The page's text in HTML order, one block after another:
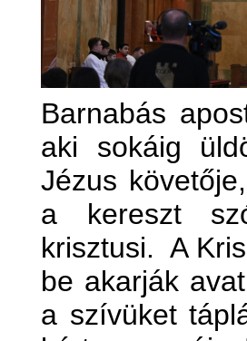
Barnabás
aki sokáig
Jézus
a kereszt
krisztusi. A
be akarják
a szívüket